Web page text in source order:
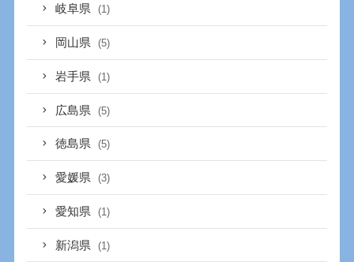
岐阜県 (1)
岡山県 (5)
岩手県 (1)
広島県 (5)
徳島県 (5)
愛媛県 (3)
愛知県 (1)
新潟県 (1)